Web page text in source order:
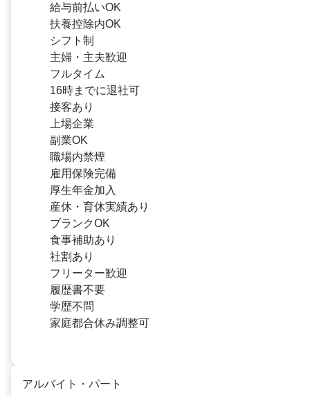
給与前払いOK
扶養控除内OK
シフト制
主婦・主夫歓迎
フルタイム
16時までに退社可
接客あり
上場企業
副業OK
職場内禁煙
雇用保険完備
厚生年金加入
産休・育休実績あり
ブランクOK
食事補助あり
社割あり
フリーター歓迎
履歴書不要
学歴不問
家庭都合休み調整可
アルバイト・パート